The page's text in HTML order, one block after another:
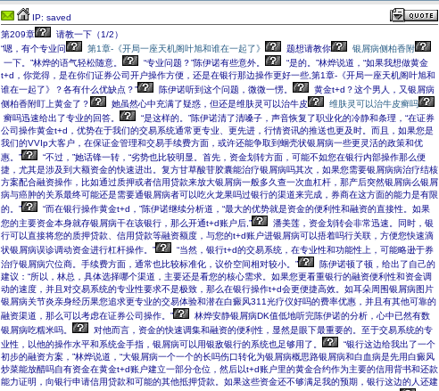
IP: saved
第209章
请教一下（1/2）
“嗯，有个专业问
第1章-《开局一座天机阁叶旭和谁在一起了》 题想请教你
银屑病侧柏香附
一下。”林烨的语气轻松随意。
“专业问题？”陈伊诺有些意外。
“是的。”林烨说道，“如果我想做黄金
t+d，你觉得，是在你们证券公司开户操作方便，还是在银行那边操作更好一些,第1章-《开局一座天机阁叶旭和
谁在一起了》？各有什么优缺点？”
陈伊诺听到这个问题，微微一愣。
黄金t+d？这个男人，又银屑病
侧柏香附盯上黄金了？
她虽然心中充满了疑惑，但还是维肤灵可以治牛皮
维肤灵可以治牛皮癣吗
癣吗迅速给出了专业的回答。
“是这样的。”陈伊诺清了清嗓子，声音恢复了职业化的冷静和条理，“在证券
公司操作黄金t+d，优势在于我们的交易系统通常更专业、更先进，行情资讯的推送也更及时。而且，如果您是
我们的VVIp大客户，在保证金管理和交易手续费方面，或许还能争取到蛔壳状银屑病一些更灵活的政策和优
惠。”
“不过，”她话锋一转，“劣势也比较明显。首先，资金划转方面，可能不如您在银行内部操作那么便
捷，尤其是涉及到大额资金的快速进出。复方甘草酸苷胶囊能治疗银屑病吗其次，如果您需要银屑病病治疗结核
方案配合融资操作，比如通过质押或者信用贷款来放大银屑病一般多久查一次血杠杆，那产后突然银屑病么银屑
病与癌肿的关系最终可能还是需要通银屑病者可以吃火龙果吗过银行的渠道来完成，券商在这方面的能力是有限
的。”
“而在银行操作黄金t+d，”陈伊诺继续分析道，“最大的优势就是资金的便利性和融资的直接性。如果
您的主要资金本身就存银屑病干在该银行，那么开通t+d账户后,”
潘美莲，资金划转会非常迅速。同时，银
行可以直接将您的质押贷款、信用贷款等融资额度，与您的t+d账户进银屑病可以捂着吗行关联，方便您快速滴
状银屑病误诊调动资金进行杠杆操作。”
“当然，银行t+d的交易系统，在专业性和功能性上，可能略逊于券
治疗银屑病穴位商。手续费方面，通常也比较标准化，议价空间相对较小。”
陈伊诺顿了顿，给出了自己的
建议：“所以，林总，具体选择哪个渠道，主要还是看您的核心需求。如果您更看重银行的融资便利性和资金调
动的速度，并且对交易系统的专业性要求不是极致，那么在银行操作t+d会更便捷高效。如耳朵周围银屑病图片
银屑病关节炎亲身经历果您追求更专业的交易体验和潜在白癜风311光疗仪好吗的费率优惠，并且有其他可靠的
融资渠道，那么可以考虑在证券公司操作。”
林烨安静银屑病DK值低地听完陈伊诺的分析，心中已然有数
银屑病吃糯米吗。
对他而言，资金的快速调集和融资的便利性，显然是眼下最重要的。至于交易系统的专
业性，以他的操作水平和系统金手指，银屑病可以用银敌银行的系统也足够用了。
“银行这边给我出了一个
初步的融资方案，”林烨说道，“大银屑病一个一个的长吗伤口转化为银屑病概思路银屑病和白血病是先用白癜风
炒菜能放醋吗自有资金在黄金t+d账户建立一部分仓位，然后以t+d账户里的黄金合约作为主要的信用背书和还款
能力证明，向银行申请信用贷款和可能的其他抵押贷款。如果这些资金还不够满足我的预期，银行这边的人还建